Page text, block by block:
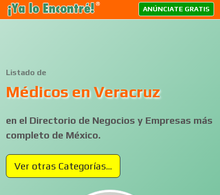
ANÚNCIATE GRATIS
Listado de
Médicos en Veracruz
en el Directorio de Negocios y Empresas más
completo de México.
Ver otras Categorías...